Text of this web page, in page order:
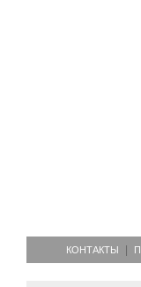
КОНТАКТЫ